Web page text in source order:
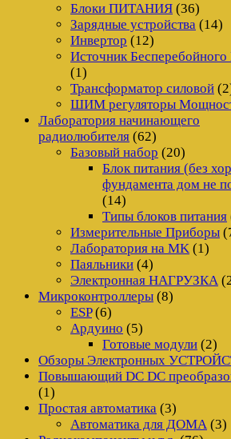
Блоки ПИТАНИЯ (36)
Зарядные устройства (14)
Инвертор (12)
Источник Бесперебойного
(1)
Трансформатор силовой
ШИМ регуляторы
Лаборатория начинающего
радиолюбителя (62)
Базовый набор (20)
Блок питания (без
фундамента дом не
(14)
Типы блоков питания
Измерительные Приборы
Лаборатория на MK (1)
Паяльники (4)
Электронная НАГРУЗКА
Микроконтроллеры (8)
ESP(6)
Ардуино (5)
Готовые модули (2)
Обзоры Электронных
Повышающий DC DC
(1)
Простая автоматика (3)
Автоматика для ДОМА (3)